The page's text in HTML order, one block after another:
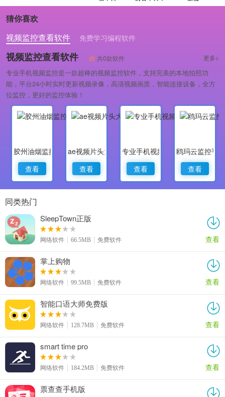
机版
猜你喜欢
视频监控查看软件
免费学习编程软件
专业做婚礼策划的软件
视频监控查看软件 共0款软件 更多>
专业手机视频监控是一款超棒的视频监控软件，支持完美的本地拍照功
能，平台24小时实时更新视频录像，高清视频画质，智能连接设备，全方
位监控，更好的监控体验！
胶州油烟监控
查看
ae视频片头大师
查看
专业手机视频监控
查看
鸥玛云监控平
查看
同类热门
SleepTown正版
网络软件 66.5MB 免费软件 查看
掌上购物
网络软件 99.5MB 免费软件 查看
智能口语大师免费版
网络软件 128.7MB 免费软件 查看
smart time pro
网络软件 184.2MB 免费软件 查看
票查查手机版